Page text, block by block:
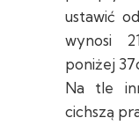
ustawić
wynosi
poniżej
Na tle
cichszą